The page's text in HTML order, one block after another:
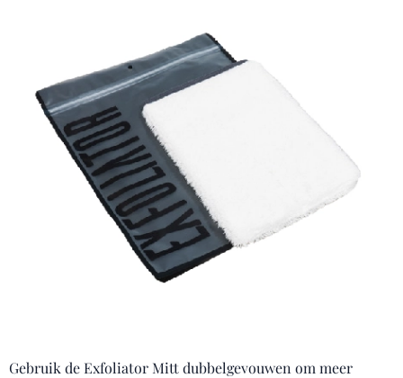
Gebruik de Exfoliator Mitt dubbelgevouwen om meer